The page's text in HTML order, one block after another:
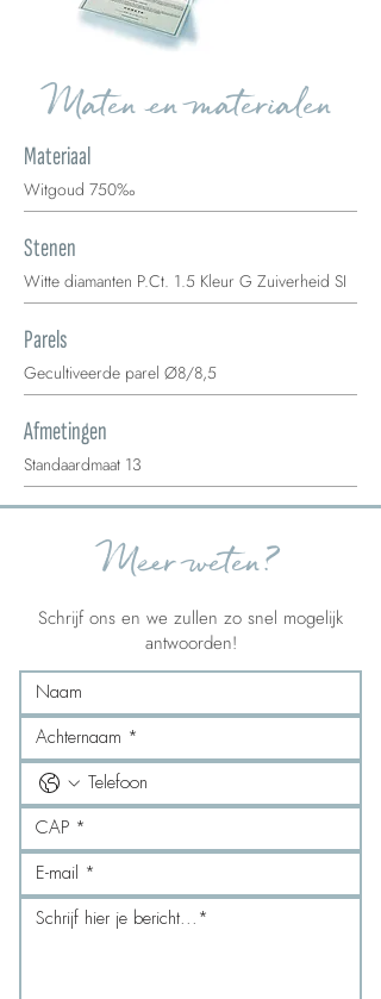
Maten en materialen
Materiaal
Witgoud 750‰
Stenen
Witte diamanten P.Ct. 1.5 Kleur G Zuiverheid SI
Parels
Gecultiveerde parel Ø8/8,5
Afmetingen
Standaardmaat 13
Meer weten?
Schrijf ons en we zullen zo snel mogelijk
antwoorden!